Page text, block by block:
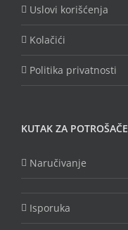
Uslovi korišćenja
Kolačići
Politika privatnosti
KUTAK ZA POTROŠAČE
Naručivanje
Isporuka